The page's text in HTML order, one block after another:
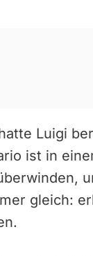
Luigi
ist in
gleich: